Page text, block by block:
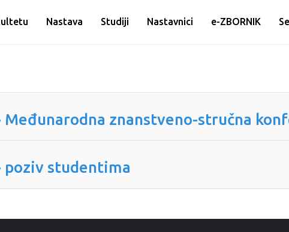
Nastava Studiji Nastavnici e-ZBORNIK
Međunarodna znanstveno-stručna
poziv studentima